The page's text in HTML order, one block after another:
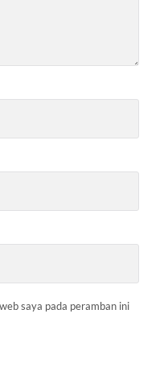
saya pada peramban ini